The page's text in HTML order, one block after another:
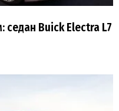
седан Buick Electra L7